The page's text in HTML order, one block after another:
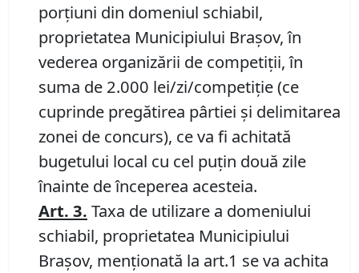
porţiuni din domeniul schiabil,
proprietatea Municipiului Braşov, în
vederea organizării de competiţii, în
suma de 2.000 lei/zi/competiţie (ce
cuprinde pregătirea pârtiei şi delimitarea
zonei de concurs), ce va fi achitată
bugetului local cu cel puţin două zile
înainte de începerea acesteia.
Art. 3. Taxa de utilizare a domeniului
schiabil, proprietatea Municipiului
Braşov, menţionată la art.1 se va achita